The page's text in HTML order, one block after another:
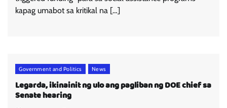
kapag umabot sa kritikal na […]
Government and Politics News
Legarda, ikinainit ng ulo ang pagliban ng DOE chief sa
Senate hearing